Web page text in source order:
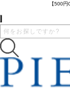
【500